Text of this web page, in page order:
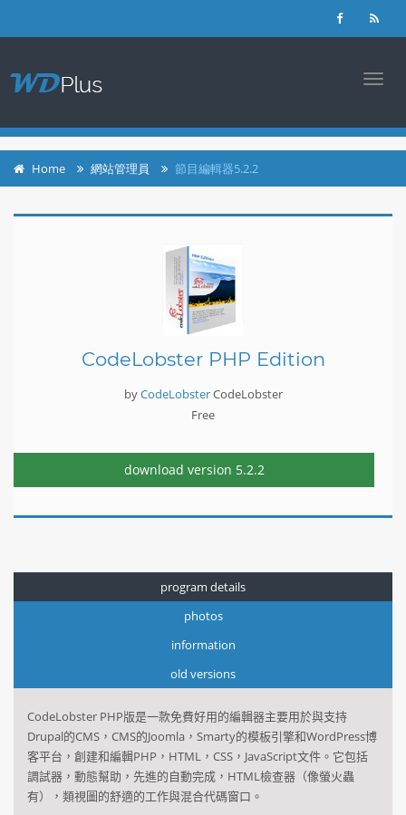
Home 網站管理員 節目編輯器5.2.2
CodeLobster PHP Edition
byCodeLobsterCodeLobster
Free
download version 5.2.2
program details
photos
information
old versions
CodeLobster PHP版是一款免費好用的編輯器主要用於與支持
Drupal的CMS ， CMS的Joomla ， Smarty的模板引擎和WordPress博
客平台， 創建和編輯PHP ， HTML ， CSS ， JavaScript文件 。 它包括
調試器 ， 動態幫助 ， 先進的自動完成 ， HTML 檢查器（像螢火蟲
有） ， 類視圖的舒適的工作與混合代碼窗口 。